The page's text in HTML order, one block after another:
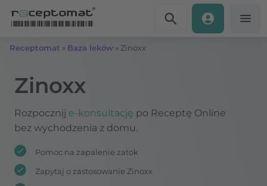
Receptomat » Baza leków » Zinoxx
Zinoxx
Rozpocznij e-konsultację po Receptę Online
bez wychodzenia z domu.
Pomoc na zapalenie zatok
Zapytaj o zastosowanie Zinoxx